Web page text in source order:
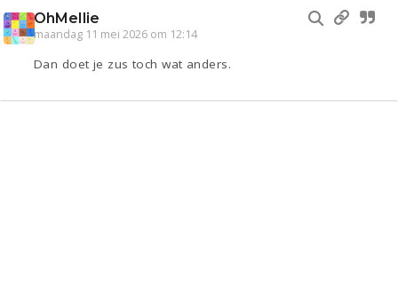
OhMellie
maandag 11 mei 2026 om 12:14
Dan doet je zus toch wat anders.